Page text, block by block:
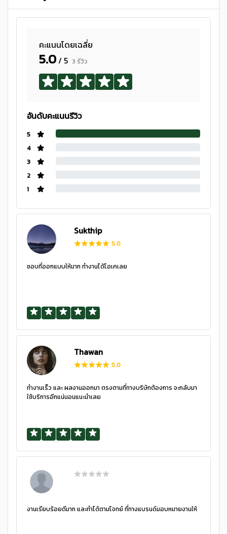
คะแนนโดยเฉลี่ย
5.0/ 5 3 รีวิว
อันดับคะแนนรีวิว
5
4
3
2
1
Sukthip
5.0
ชอบที่ออกแบบให้มาก ทำงานได้โอเคเลย
Thawan
5.0
ทำงานเร็ว และ ผลงานออกมา ตรงตามที่ทางบริษัทต้องการ จะกลับมา
ใช้บริการอีกแน่นอนแนะนำเลย
งานเรียบร้อยดีมาก และทำได้ตามโจทย์ ที่ทางแบรนด์มอบหมายงานให้